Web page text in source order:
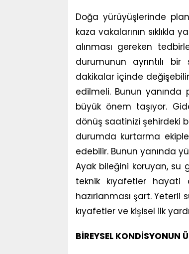
Doğa yürüyüşlerinde
kaza vakalarının
alınması gereken
durumunun ayrıntılı
dakikalar içinde
edilmeli. Bunun yanında
büyük önem taşıyor.
dönüş saatinizi şehirdeki
durumda kurtarma
edebilir. Bunun yanında
Ayak bileğini koruyan, su
teknik kıyafetler hayati
hazırlanması şart. Yeterli
kıyafetler ve kişisel ilk
BİREYSEL KONDİSYONUN